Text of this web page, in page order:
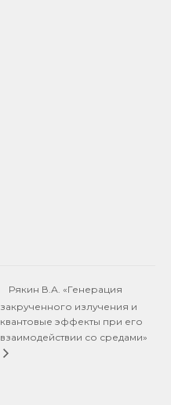
Рякин В.А. «Генерация
закрученного излучения и
квантовые эффекты при его
взаимодействии со средами»